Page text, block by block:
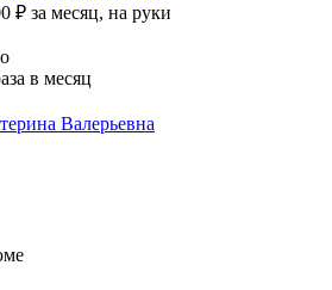
₽ за месяц, на руки
в месяц
Валерьевна